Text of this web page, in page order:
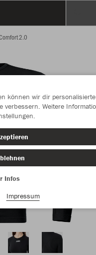
2.0
können wir dir personalisierte
verbessern. Weitere
Infos
Impressum